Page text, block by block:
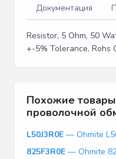
Документация
Resistor, 5 Ohm, 50
+-5% Tolerance, Rohs
Похожие
проволочной
L50J3R0E — Ohmite
825F3R0E — Ohmite